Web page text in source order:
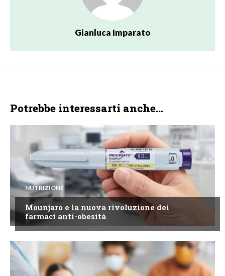
Gianluca Imparato
Potrebbe interessarti anche...
NUTRIZIONE
Mounjaro e la nuova rivoluzione dei
farmaci anti-obesità